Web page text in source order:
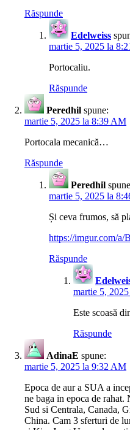
Răspunde
Edelweiss
martie 5, 2025 la
Portocaliu.
Răspunde
Peredhil spune:
martie 5, 2025 la 8:39 AM
Portocala mecanică…
Răspunde
Peredhil
martie 5, 2025 la
Și ceva frumos, să
https://imgur.com/a/
Răspunde
martie 5,
Este scoasă
Răspunde
AdinaE spune:
martie 5, 2025 la 9:32 AM
Epoca de aur a SUA a
ne baga in epoca de
Sud si Centrala, Canada,
China. Cam 3 sferturi de